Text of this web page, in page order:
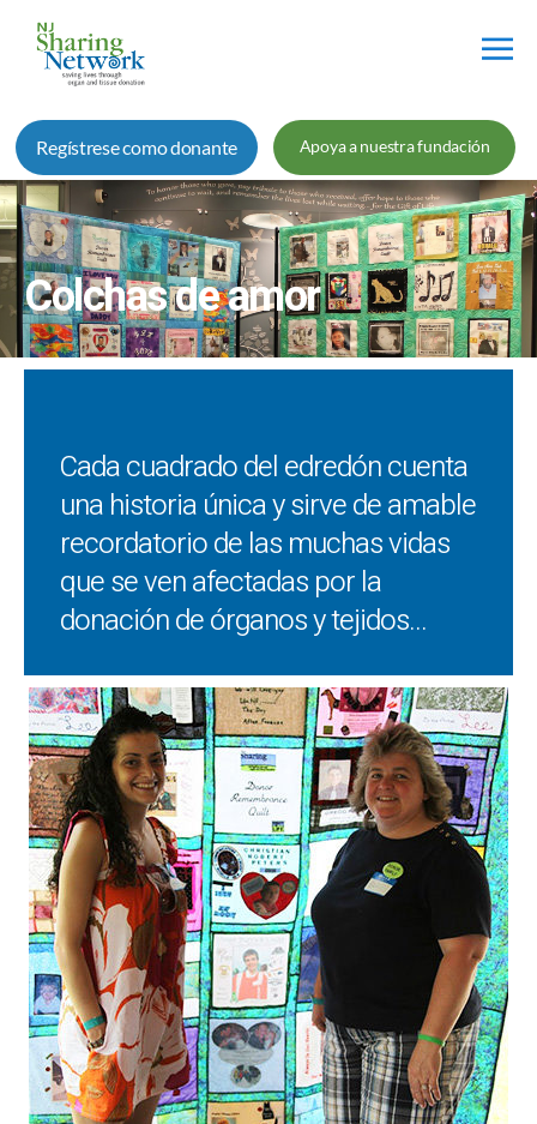
de
Intercambio
de
Nueva
Jersey
Regístrese como donante Apoya a nuestra fundación
Colchas de amor
Cada cuadrado del edredón cuenta
una historia única y sirve de amable
recordatorio de las muchas vidas
que se ven afectadas por la
donación de órganos y tejidos...